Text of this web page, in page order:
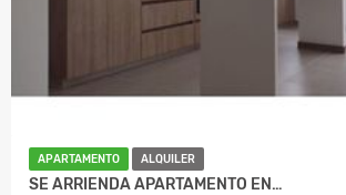
APARTAMENTO ALQUILER
SE ARRIENDA APARTAMENTO EN…